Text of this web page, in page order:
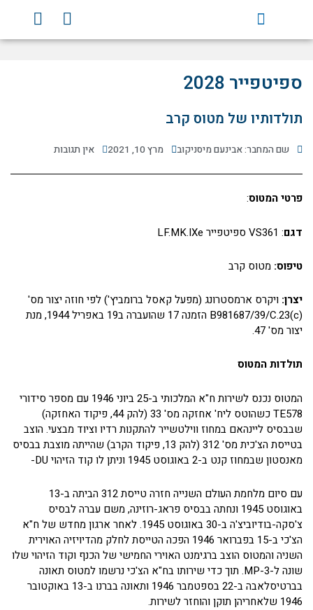
F
a
c
Y
o
u
ספיטפייר 2028
תולדותיו של מטוס קרב
שם המחבר: אבינעם מיסניקוב מרץ 10, 2021 אין תגובות
פרטי המטוס:
דגם: VS361 ספיטפייר LF.MK.IXe
טיפוס: מטוס קרב
יצרן: ויקרס ארמסטרונג (מפעל קאסל ברומביץ') לפי חוזה יצור מס'
(B981687/39/C.23(c הזמנה 17 שהועברה ב19 באפריל 1944, מנת
יצור מס' 47.
תולדות המטוס
המטוס נכנס לשירות ח"א המלכותי ב-25 ביוני 1946 עם מספר סידורי
TE578 כשהוטס ליח' אחזקה מס' 33 (להק 44, פיקוד האחזקה)
שבבסיס ליינהאם במחוז ווילטשייר להתקנות רדיו וציוד מבצעי. הוצב
בטייסת הצ'כית מס' 312 (להק 13, פיקוד הקרב) שהייתה מוצבת בבסיס
מאנסטון שבמחוז קנט ב-2 באוגוסט 1945 וניתן לו קוד הזיהוי DU-
עם סיום מלחמת העולם השנייה חזרה טייסת 312 הביתה ב-13
באוגוסט 1945 ונחתה בבסיס פראג-רוזינה, משם עברה לבסיס
צ'סקה-בודיוביצ'ה ב-30 באוגוסט 1945. לאחר ארגון מחדש של ח"א
הצ'כי ב-15 בפברואר 1946 הפכה הטייסת לחלק מהדיויזיה האוירית
השניה והמטוס הוצב ברגימנט האוירי החמישי של הכנף וקוד הזיהוי שלו
שונה ל-MP-3. תוך כדי שירותו בח"א הצ'כי נרשמו למטוס תאונה
בברטיסלאבה ב-22 בספטמבר 1946 ותאונה בברנו ב-13 באוקטובר
1946 שלאחריהן תוקן והוחזר לשירות.